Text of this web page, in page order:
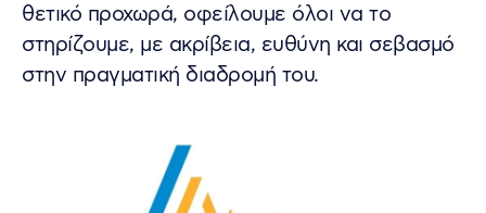
θετικό προχωρά, οφείλουμε όλοι να το
στηρίζουμε, με ακρίβεια, ευθύνη και σεβασμό
στην πραγματική διαδρομή του.